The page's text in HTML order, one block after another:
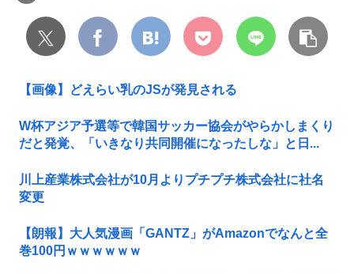
【画像】どえらい乳のJSが発見される
W杯アジア予選等で韓国サッカー協会がやらかしまくり
だと発覚、「いきなり共同開催になったしな」と日...
川上産業株式会社が10月よりプチプチ株式会社に社名
変更
【朗報】大人気漫画「GANTZ」がAmazonでなんと全
巻100円ｗｗｗｗｗｗ